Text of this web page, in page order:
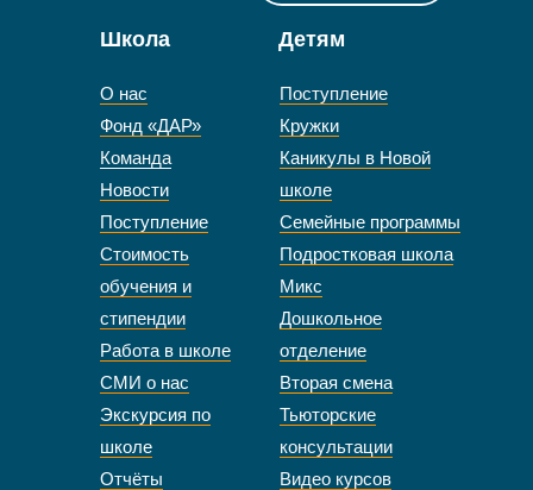
Школа Детям
О нас
Фонд «ДАР»
Команда
Новости
Поступление
Стоимость
обучения и
стипендии
Работа в школе
СМИ о нас
Экскурсия по
школе
Отчёты
Поступление
Кружки
Каникулы в Новой
школе
Семейные программы
Подростковая школа
Микс
Дошкольное
отделение
Вторая смена
Тьюторские
консультации
Видео курсов